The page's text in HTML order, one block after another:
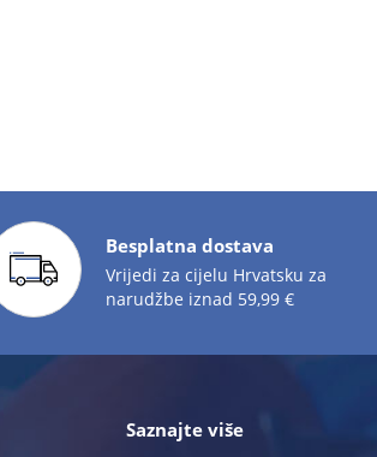
Besplatna dostava
Vrijedi za cijelu Hrvatsku za
narudžbe iznad 59,99 €
Saznajte više